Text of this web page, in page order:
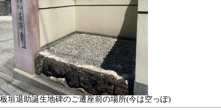
板垣退助誕生地碑のご遷座前の場所(今は空っぽ)